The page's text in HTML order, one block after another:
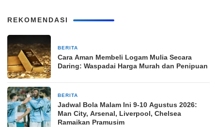
REKOMENDASI
BERITA
Cara Aman Membeli Logam Mulia Secara
Daring: Waspadai Harga Murah dan Penipuan
BERITA
Jadwal Bola Malam Ini 9-10 Agustus 2026:
Man City, Arsenal, Liverpool, Chelsea
Ramaikan Pramusim